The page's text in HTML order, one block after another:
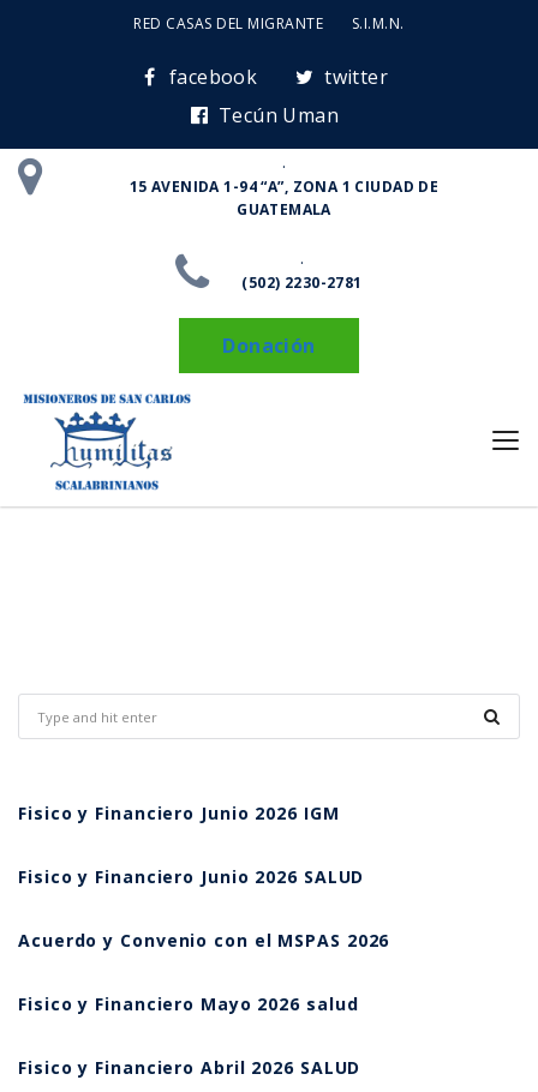
RED CASAS DEL MIGRANTE S.I.M.N.
facebook
twitter
Tecún Uman
.
15 AVENIDA 1-94 “A”, ZONA 1 CIUDAD DE
GUATEMALA
.
(502) 2230-2781
Donación
Fisico y Financiero Junio 2026 IGM
Fisico y Financiero Junio 2026 SALUD
Acuerdo y Convenio con el MSPAS 2026
Fisico y Financiero Mayo 2026 salud
Fisico y Financiero Abril 2026 SALUD